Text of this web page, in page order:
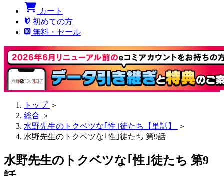
カート
初めての方
無料・セール
トップ ＞
総合 ＞
水野先生のトクベツな｢性｣徒たち【単話】
＞
水野先生のトクベツな｢性｣徒たち 第9話
水野先生のトクベツな｢性｣徒たち 第9